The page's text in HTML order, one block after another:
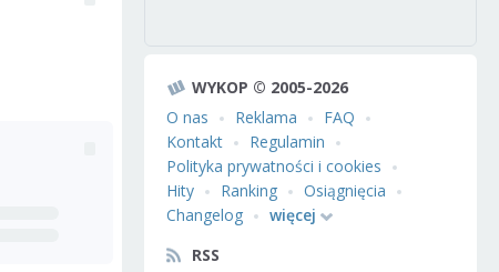
WYKOP © 2005-2026
O nas
Reklama
FAQ
Kontakt
Regulamin
Polityka prywatności i cookies
Hity
Ranking
Osiągnięcia
Changelog
więcej
RSS